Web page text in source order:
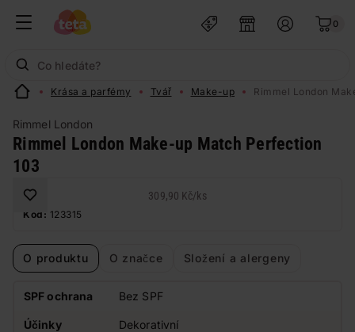
0
Krása a parfémy Tvář Make-up Rimmel London
Rimmel London
Rimmel London Make-up Match Perfection
103
309,90 Kč/ks
Kód: 123315
O produktu O značce Složení a alergeny
SPF ochrana Bez SPF
Účinky Dekorativní